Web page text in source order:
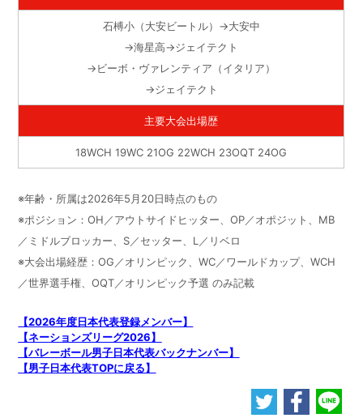
石榑小（大安ビートル）→大安中
→海星高→ジェイテクト
→ビーボ・ヴァレンティア（イタリア）
→ジェイテクト
主要大会出場歴
18WCH 19WC 21OG 22WCH 23OQT 24OG
※年齢・所属は2026年5月20日時点のもの
※ポジション：OH／アウトサイドヒッター、OP／オポジット、MB
／ミドルブロッカー、S／セッター、L／リベロ
※大会出場経歴：OG／オリンピック、WC／ワールドカップ、WCH
／世界選手権、OQT／オリンピック予選 のみ記載
【2026年度日本代表登録メンバー】
【ネーションズリーグ2026】
【バレーボール男子日本代表バックナンバー】
【男子日本代表TOPに戻る】